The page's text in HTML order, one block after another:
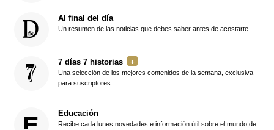
Al final del día
Un resumen de las noticias que debes saber antes de acostarte
7 días 7 historias
Una selección de los mejores contenidos de la semana, exclusiva
para suscriptores
Educación
Recibe cada lunes novedades e información útil sobre el mundo de